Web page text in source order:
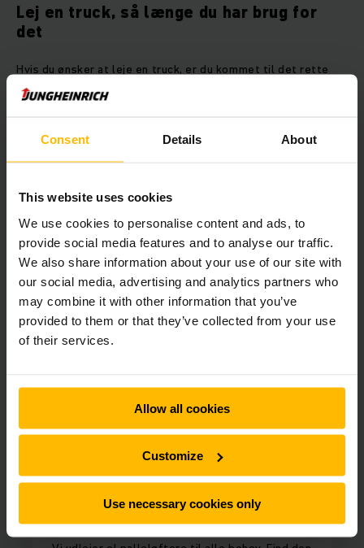
Consent Details About
This website uses cookies
We use cookies to personalise content and ads, to
provide social media features and to analyse our traffic.
We also share information about your use of our site with
our social media, advertising and analytics partners who
may combine it with other information that you’ve
provided to them or that they’ve collected from your use
of their services.
Allow all cookies
Customize
Use necessary cookies only
Lej en truck, så længe du har brug for
det
Hvis du ønsker at leje en truck, er du kommet til det rette
sted. Vi udlejer trucks til alle formål. Vores brede
udlejningsflåde omfatter alt fra elektriske palletrucks til
os fra blot 1 dag og så længe du ønsker med fleksible
Her kan du vælge, hvilken truck du
vil leje, direkte online
FULD FLEKSIBILITET
Lej el palleløfter